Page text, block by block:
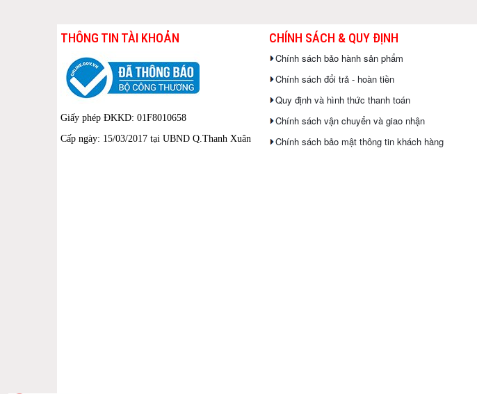
THÔNG TIN TÀI KHOẢN
Giấy phép ĐKKD: 01F8010658
Cấp ngày: 15/03/2017 tại UBND Q.Thanh Xuân
CHÍNH SÁCH & QUY ĐỊNH
Chính sách bảo hành sản phẩm
Chính sách đổi trả - hoàn tiền
Quy định và hình thức thanh toán
Chính sách vận chuyển và giao nhận
Chính sách bảo mật thông tin khách hàng